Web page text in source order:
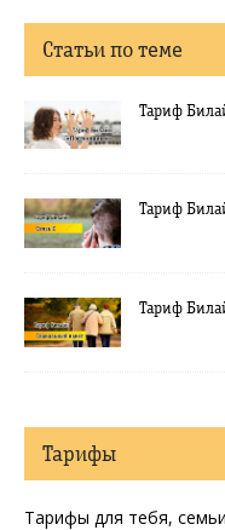
Статьи по теме
Тариф
Тариф
Тариф
Тарифы
Тарифы для тебя,